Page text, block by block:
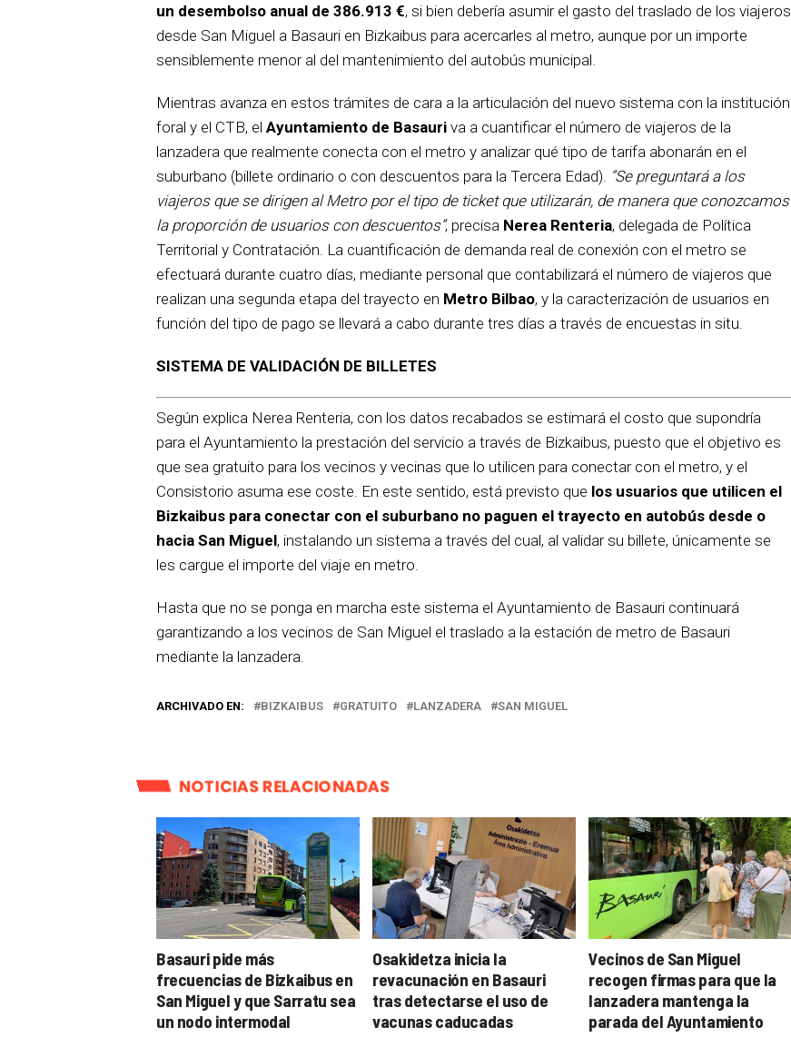
un desembolso anual de 386.913 €, si bien debería asumir el gasto del traslado de los viajeros
desde San Miguel a Basauri en Bizkaibus para acercarles al metro, aunque por un importe
sensiblemente menor al del mantenimiento del autobús municipal.
Mientras avanza en estos trámites de cara a la articulación del nuevo sistema con la institución
foral y el CTB, el Ayuntamiento de Basauri va a cuantificar el número de viajeros de la
lanzadera que realmente conecta con el metro y analizar qué tipo de tarifa abonarán en el
suburbano (billete ordinario o con descuentos para la Tercera Edad). “Se preguntará a los
viajeros que se dirigen al Metro por el tipo de ticket que utilizarán, de manera que conozcamos
la proporción de usuarios con descuentos”, precisa Nerea Renteria, delegada de Política
Territorial y Contratación. La cuantificación de demanda real de conexión con el metro se
efectuará durante cuatro días, mediante personal que contabilizará el número de viajeros que
realizan una segunda etapa del trayecto en Metro Bilbao, y la caracterización de usuarios en
función del tipo de pago se llevará a cabo durante tres días a través de encuestas in situ.
SISTEMA DE VALIDACIÓN DE BILLETES
Según explica Nerea Renteria, con los datos recabados se estimará el costo que supondría
para el Ayuntamiento la prestación del servicio a través de Bizkaibus, puesto que el objetivo es
que sea gratuito para los vecinos y vecinas que lo utilicen para conectar con el metro, y el
Consistorio asuma ese coste. En este sentido, está previsto que los usuarios que utilicen el
Bizkaibus para conectar con el suburbano no paguen el trayecto en autobús desde o
hacia San Miguel, instalando un sistema a través del cual, al validar su billete, únicamente se
les cargue el importe del viaje en metro.
Hasta que no se ponga en marcha este sistema el Ayuntamiento de Basauri continuará
garantizando a los vecinos de San Miguel el traslado a la estación de metro de Basauri
mediante la lanzadera.
ARCHIVADO EN: BIZKAIBUS GRATUITO LANZADERA SAN MIGUEL
NOTICIAS RELACIONADAS
Basauri pide más
frecuencias de Bizkaibus en
San Miguel y que Sarratu sea
un nodo intermodal
Osakidetza inicia la
revacunación en Basauri
tras detectarse el uso de
vacunas caducadas
Vecinos de San Miguel
recogen firmas para que la
lanzadera mantenga la
parada del Ayuntamiento